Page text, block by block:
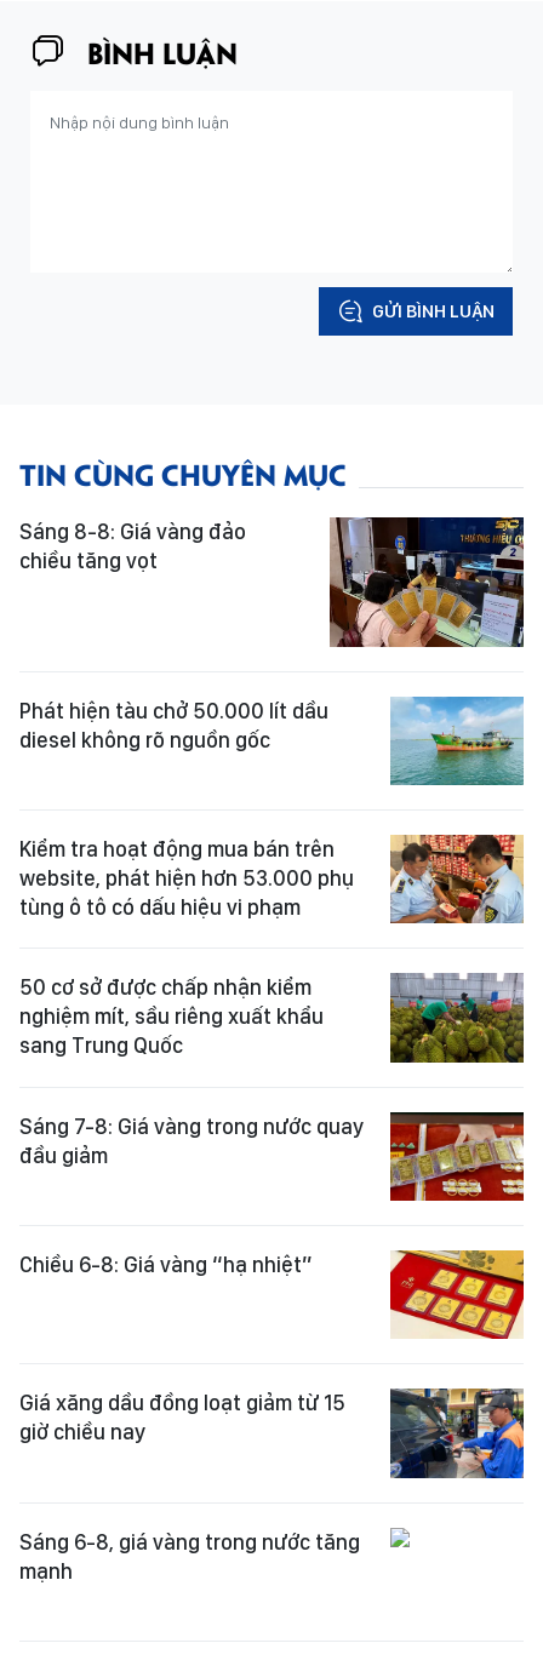
BÌNH LUẬN
GỬI BÌNH LUẬN
TIN CÙNG CHUYÊN MỤC
Sáng 8-8: Giá vàng đảo
chiều tăng vọt
Phát hiện tàu chở 50.000 lít dầu
diesel không rõ nguồn gốc
Kiểm tra hoạt động mua bán trên
website, phát hiện hơn 53.000 phụ
tùng ô tô có dấu hiệu vi phạm
50 cơ sở được chấp nhận kiểm
nghiệm mít, sầu riêng xuất khẩu
sang Trung Quốc
Sáng 7-8: Giá vàng trong nước quay
đầu giảm
Chiều 6-8: Giá vàng “hạ nhiệt”
Giá xăng dầu đồng loạt giảm từ 15
giờ chiều nay
Sáng 6-8, giá vàng trong nước tăng
mạnh